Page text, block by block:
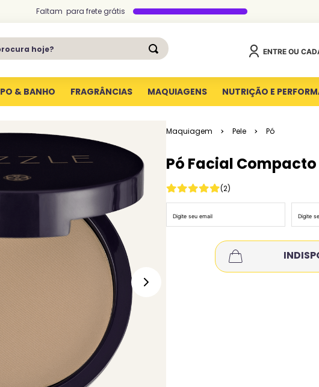
Faltam para frete grátis
hoje?
ENTRE OU
& BANHO FRAGRÂNCIAS MAQUIAGENS NUTRIÇÃO E
Maquiagem Pele Pó
Pó Facial
(2)